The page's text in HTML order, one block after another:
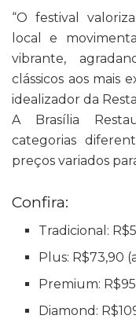
“O festival
local e
vibrante,
clássicos aos mais
idealizador da
A Brasília
categorias
preços variados
Confira:
Tradicional:
Plus: R$73,90
Premium:
Diamond: